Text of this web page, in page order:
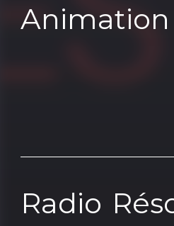
Animation
Radio